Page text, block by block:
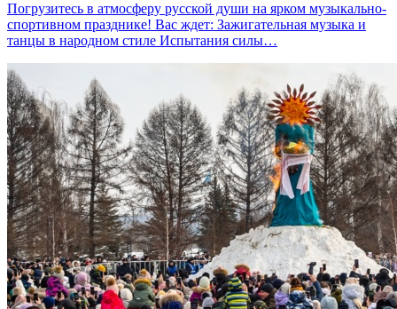
Погрузитесь в атмосферу русской души на ярком музыкально-
спортивном празднике! Вас ждет: Зажигательная музыка и
танцы в народном стиле Испытания силы…